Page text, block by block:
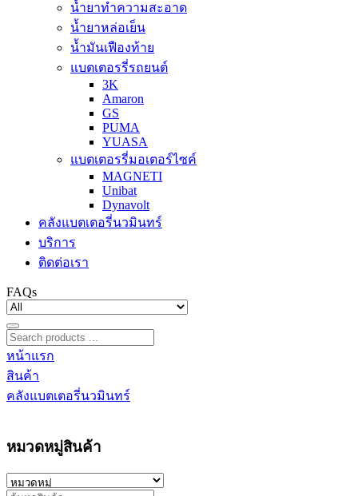
น้ำยาทำความสะอาด
น้ำยาหล่อเย็น
น้ำมันเฟืองท้าย
แบตเตอรรี่รถยนต์
3K
Amaron
GS
PUMA
YUASA
แบตเตอรรี่มอเตอร์ไซค์
MAGNETI
Unibat
Dynavolt
คลังแบตเตอรี่นวมินทร์
บริการ
ติดต่อเรา
FAQs
หน้าแรก
สินค้า
คลังแบตเตอรี่นวมินทร์
หมวดหมู่สินค้า